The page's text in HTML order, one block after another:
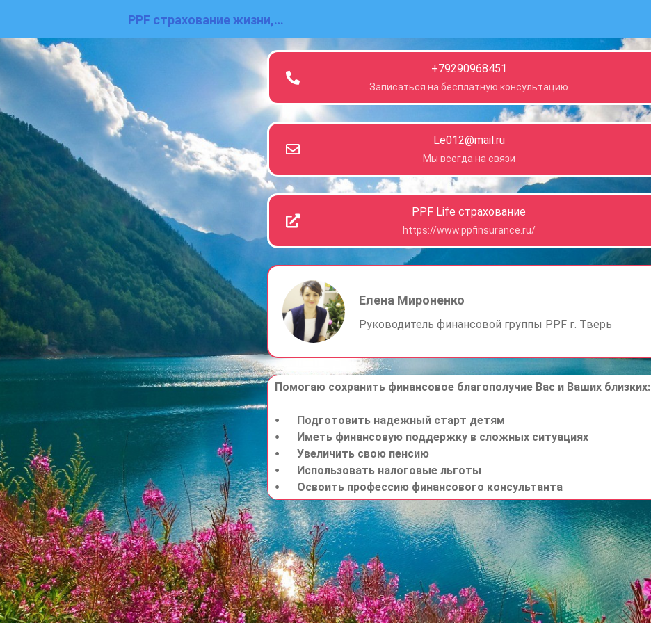
PPF страхование жизни,
здоровья и накоплений
+79290968451
Записаться на бесплатную консультацию
Le012@mail.ru
Мы всегда на связи
PPF Life страхование
https://www.ppfinsurance.ru/
Елена Мироненко
Руководитель финансовой группы PPF г. Тверь
Помогаю сохранить финансовое благополучие Вас и Ваших близких:
⦁	Подготовить надежный старт детям
⦁	Иметь финансовую поддержку в сложных ситуациях
⦁	Увеличить свою пенсию
⦁	Использовать налоговые льготы